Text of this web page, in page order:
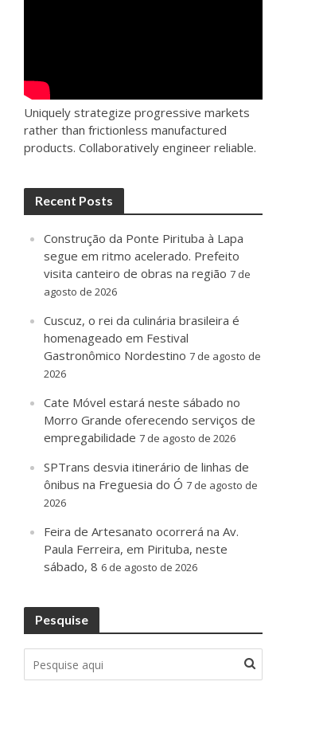
Uniquely strategize progressive markets
rather than frictionless manufactured
products. Collaboratively engineer reliable.
Recent Posts
Construção da Ponte Pirituba à Lapa
segue em ritmo acelerado. Prefeito
visita canteiro de obras na região 7 de
agosto de 2026
Cuscuz, o rei da culinária brasileira é
homenageado em Festival
Gastronômico Nordestino 7 de agosto de
2026
Cate Móvel estará neste sábado no
Morro Grande oferecendo serviços de
empregabilidade 7 de agosto de 2026
SPTrans desvia itinerário de linhas de
ônibus na Freguesia do Ó 7 de agosto de
2026
Feira de Artesanato ocorrerá na Av.
Paula Ferreira, em Pirituba, neste
sábado, 8 6 de agosto de 2026
Pesquise